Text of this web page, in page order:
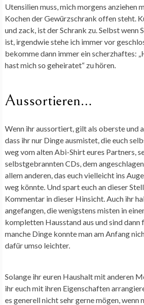
Utensilien muss, mich morgens anziehen
Kochen der Gewürzschrank offen steht.
und zack, ist der Schrank zu. Selbst wenn
ist, irgendwie stehe ich immer vor
bekomme dann immer ein scherzhaftes:
hast mich so geheiratet“ zu hören.
Aussortieren…
Wenn ihr aussortiert, gilt als oberste und
dass ihr nur Dinge ausmistet, die euch
weg vom alten Abi-Shirt eures Partners,
selbstgebrannten CDs, dem
allem anderen, das euch vielleicht ins
weg könnte. Und spart euch an dieser
Kommentar in dieser Hinsicht. Auch ihr
angefangen, die wenigstens misten in
kompletten Hausstand aus und sind
manche Dinge konnte man am Anfang
dafür umso leichter.
Solange ihr euren Haushalt mit anderen
ihr euch mit ihren Eigenschaften
es generell nicht sehr gerne mögen, wenn